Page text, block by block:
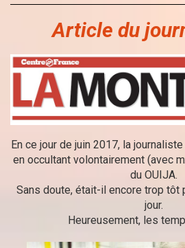
Article du
En ce jour de juin 2017, la
en occultant volontairement (avec
du OUIJA.
Sans doute, était-il encore trop tôt
jour.
Heureusement, les